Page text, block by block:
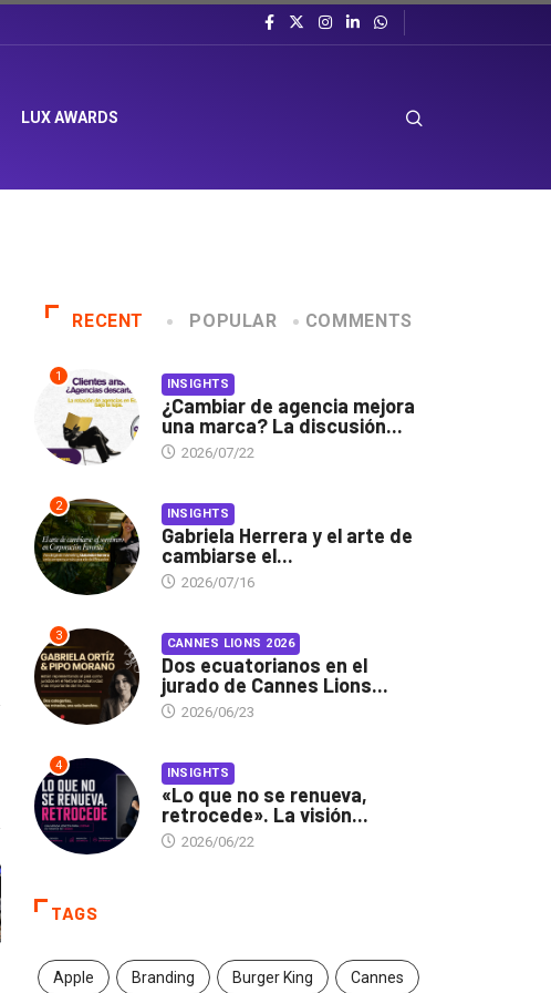
LUX AWARDS
RECENT POPULAR COMMENTS
1 INSIGHTS
¿Cambiar de agencia mejora
una marca? La discusión...
2026/07/22
2 INSIGHTS
Gabriela Herrera y el arte de
cambiarse el...
2026/07/16
3 CANNES LIONS 2026
Dos ecuatorianos en el
jurado de Cannes Lions...
2026/06/23
4 INSIGHTS
«Lo que no se renueva,
retrocede». La visión...
2026/06/22
TAGS
Apple Branding Burger King Cannes